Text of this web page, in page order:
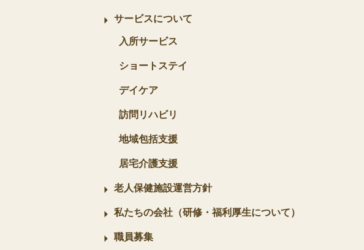
サービスについて
入所サービス
ショートステイ
デイケア
訪問リハビリ
地域包括支援
居宅介護支援
老人保健施設運営方針
私たちの会社（研修・福利厚生について）
職員募集